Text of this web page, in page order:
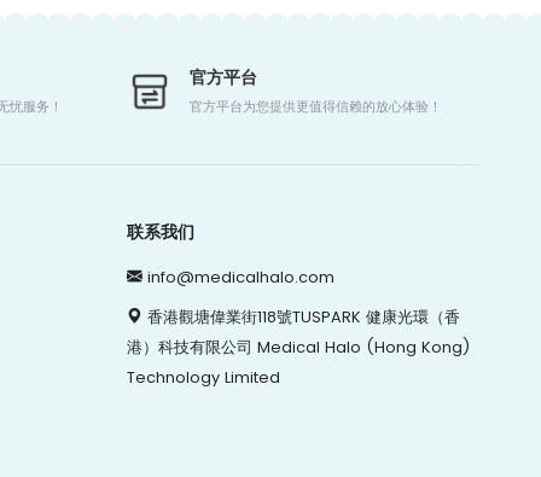
忧服务！
官方平台
官方平台为您提供更值得信赖的放心体验！
联系我们
info@medicalhalo.com
香港觀塘偉業街118號TUSPARK 健康光環（香
港）科技有限公司 Medical Halo (Hong Kong)
Technology Limited